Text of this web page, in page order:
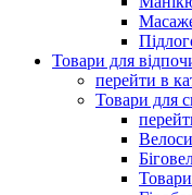
Товари для
перейти в
Товари для